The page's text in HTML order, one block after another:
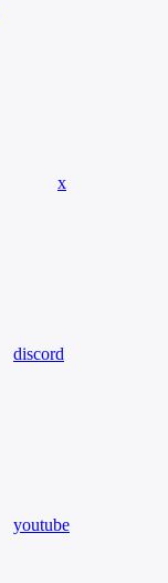
x
discord
youtube